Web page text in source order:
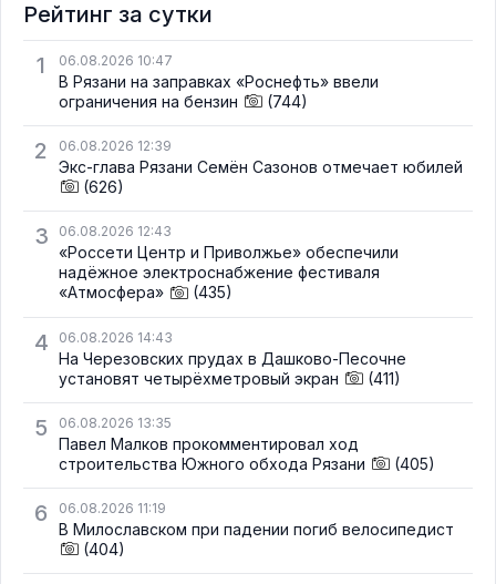
Рейтинг за сутки
1
06.08.2026 10:47
В Рязани на заправках «Роснефть» ввели
ограничения на бензин
(744)
2 06.08.2026 12:39
Экс-глава Рязани Семён Сазонов отмечает юбилей
(626)
3 06.08.2026 12:43
«Россети Центр и Приволжье» обеспечили
надёжное электроснабжение фестиваля
«Атмосфера»
(435)
4 06.08.2026 14:43
На Черезовских прудах в Дашково-Песочне
установят четырёхметровый экран
(411)
5 06.08.2026 13:35
Павел Малков прокомментировал ход
строительства Южного обхода Рязани
(405)
6 06.08.2026 11:19
В Милославском при падении погиб велосипедист
(404)